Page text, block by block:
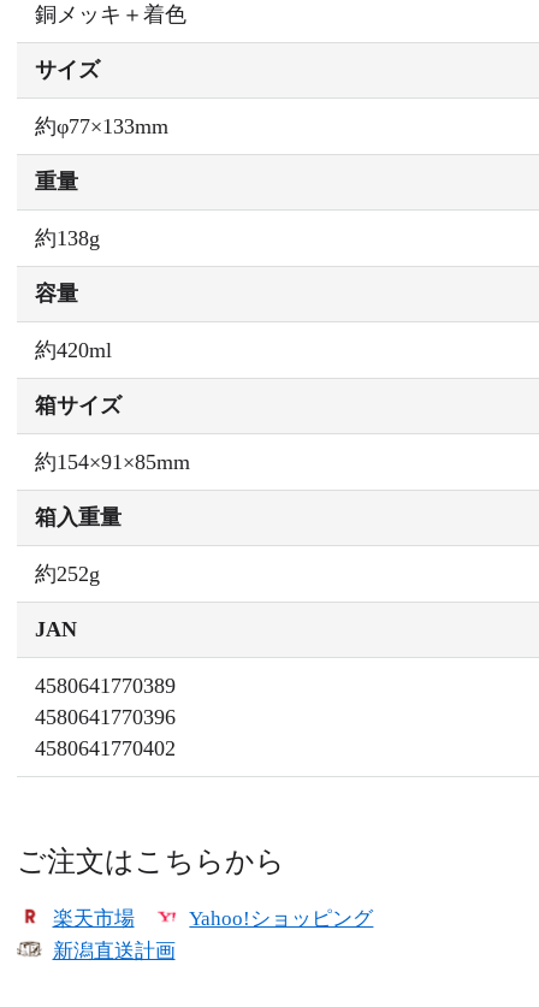
銅メッキ＋着色
サイズ
約φ77×133mm
重量
約138g
容量
約420ml
箱サイズ
約154×91×85mm
箱入重量
約252g
JAN
4580641770389
4580641770396
4580641770402
ご注文はこちらから
楽天市場
Yahoo!ショッピング
新潟直送計画